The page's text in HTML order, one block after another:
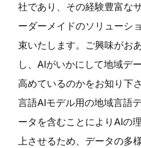
社であり、その経験豊富な
ーダーメイドのソリューシ
束いたします。ご興味がお
し、AIがいかにして地域デ
高めているのかをお知り下
言語AIモデル用の地域言語
ータを含むことによりAIの
上させるため、データの多